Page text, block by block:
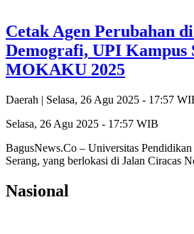
Cetak Agen Perubahan
Demografi, UPI Kampus
MOKAKU 2025
Daerah | Selasa, 26 Agu 2025 - 17:57
Selasa, 26 Agu 2025 - 17:57 WIB
BagusNews.Co – Universitas
Serang, yang berlokasi di Jalan Ciracas
Nasional